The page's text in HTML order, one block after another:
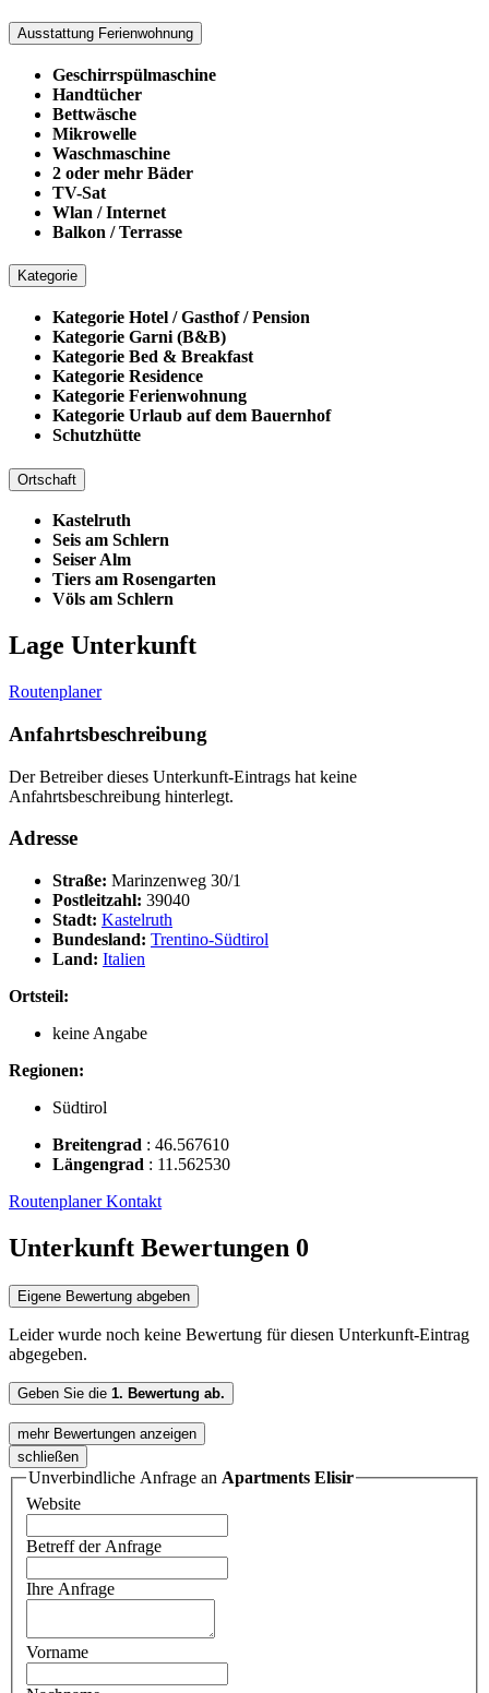
Ausstattung Ferienwohnung
Geschirrspülmaschine
Handtücher
Bettwäsche
Mikrowelle
Waschmaschine
2 oder mehr Bäder
TV-Sat
Wlan / Internet
Balkon / Terrasse
Kategorie
Kategorie Hotel / Gasthof / Pension
Kategorie Garni (B&B)
Kategorie Bed & Breakfast
Kategorie Residence
Kategorie Ferienwohnung
Kategorie Urlaub auf dem Bauernhof
Schutzhütte
Ortschaft
Kastelruth
Seis am Schlern
Seiser Alm
Tiers am Rosengarten
Völs am Schlern
Lage Unterkunft
Routenplaner
Anfahrtsbeschreibung
Der Betreiber dieses Unterkunft-Eintrags hat keine
Anfahrtsbeschreibung hinterlegt.
Adresse
Straße: Marinzenweg 30/1
Postleitzahl: 39040
Stadt: Kastelruth
Bundesland: Trentino-Südtirol
Land: Italien
Ortsteil:
keine Angabe
Regionen:
Südtirol
Breitengrad : 46.567610
Längengrad : 11.562530
RoutenplanerKontakt
Unterkunft Bewertungen 0
Eigene Bewertung abgeben
Leider wurde noch keine Bewertung für diesen Unterkunft-Eintrag
abgegeben.
Geben Sie die 1. Bewertung ab.
mehr Bewertungen anzeigen
schließen
Unverbindliche Anfrage an Apartments Elisir
Website
Betreff der Anfrage
Ihre Anfrage
Vorname